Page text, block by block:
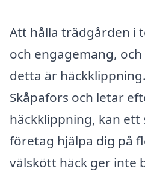
Att hålla trädgården i
och engagemang,
detta är
Skåpafors och letar
häckklippning, kan ett
företag hjälpa dig på
välskött häck ger inte